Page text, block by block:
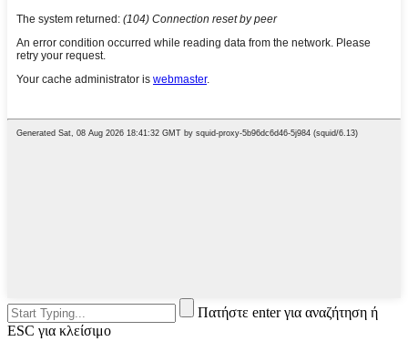
Πατήστε enter για αναζήτηση ή
ESC για κλείσιμο